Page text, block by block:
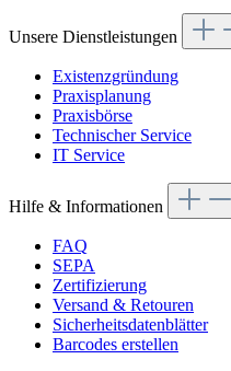
Unsere Dienstleistungen
Existenzgründung
Praxisplanung
Praxisbörse
Technischer Service
IT Service
Hilfe & Informationen
FAQ
SEPA
Zertifizierung
Versand & Retouren
Sicherheitsdatenblätter
Barcodes erstellen